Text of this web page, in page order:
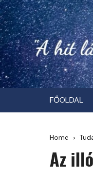
Skip
to
content
FŐOLDAL
Home
Az